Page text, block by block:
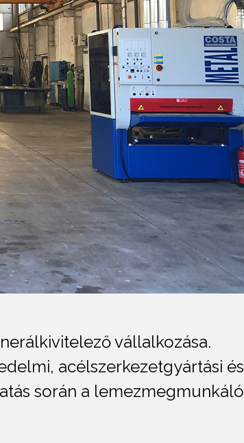
vállalkozása.
acélszerkezetgyártási és
során a lemezmegmunkáló